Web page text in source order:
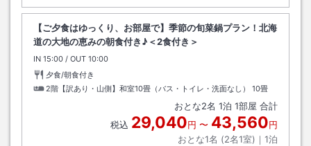
【ご夕食はゆっくり、お部屋で】季節の旬菜鍋プラン！北海
道の大地の恵みの朝食付き♪＜2食付き＞
IN チェックイン
15:00 / OUT チェックアウト
10:00
夕食/朝食付き
2階【訳あり・山側】和室10畳（バス・トイレ・洗面なし）
10畳
おとな2名 1泊 1部屋 合計
税込 29,040円 〜 43,560円
おとな1名 (2名1室)｜ 1泊